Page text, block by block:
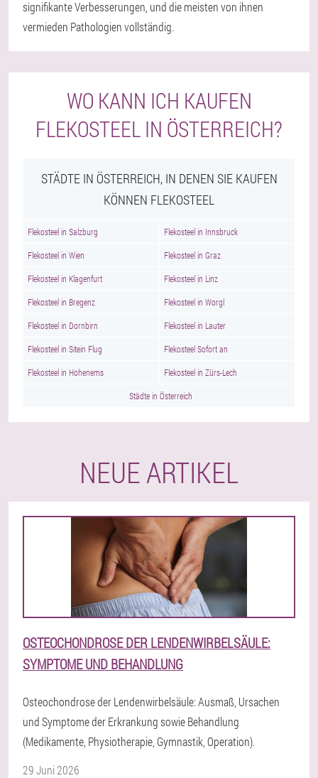
signifikante Verbesserungen, und die meisten von ihnen
vermieden Pathologien vollständig.
WO KANN ICH KAUFEN
FLEKOSTEEL IN ÖSTERREICH?
STÄDTE IN ÖSTERREICH, IN DENEN SIE KAUFEN
KÖNNEN FLEKOSTEEL
Flekosteel in Salzburg Flekosteel in Innsbruck
Flekosteel in Wien Flekosteel in Graz
Flekosteel in Klagenfurt Flekosteel in Linz
Flekosteel in Bregenz Flekosteel in Worgl
Flekosteel in Dornbirn Flekosteel in Lauter
Flekosteel in Sitein Flug Flekosteel Sofort an
Flekosteel in Hohenems Flekosteel in Zürs-Lech
Städte in Österreich
NEUE ARTIKEL
OSTEOCHONDROSE DER LENDENWIRBELSÄULE:
SYMPTOME UND BEHANDLUNG
Osteochondrose der Lendenwirbelsäule: Ausmaß, Ursachen
und Symptome der Erkrankung sowie Behandlung
(Medikamente, Physiotherapie, Gymnastik, Operation).
29 Juni 2026